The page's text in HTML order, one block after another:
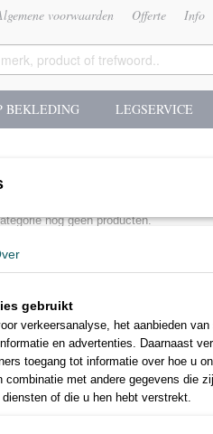
voorwaarden Offerte Info
BEKLEDING LEGSERVICE
nog geen producten.
gebruikt
verkeersanalyse, het aanbieden
en advertenties. Daarnaast
toegang tot informatie over hoe u
combinatie met andere gegevens die
of die u hen hebt verstrekt.